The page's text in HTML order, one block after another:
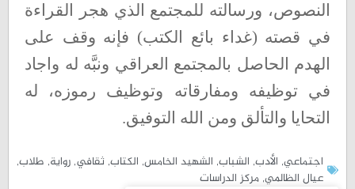
النصوص، ورسالته للمجتمع الذي هجر القراءة
في قصته (غداء بائع الكتب) فإنه وقف على
الهدم الحاصل بالمجتمع العراقي ونبَّه له واجاد
في توظيفه ومفارقاته وتوظيف رموزه، له
التحايا والتألق ومن الله التوفيق.
اجتماعي, الأدب, الشباب, الشهيد الخامس, الکتاب, ثقافي, رواية, طلاب,
عيال الظالمي, مركز الدراسات